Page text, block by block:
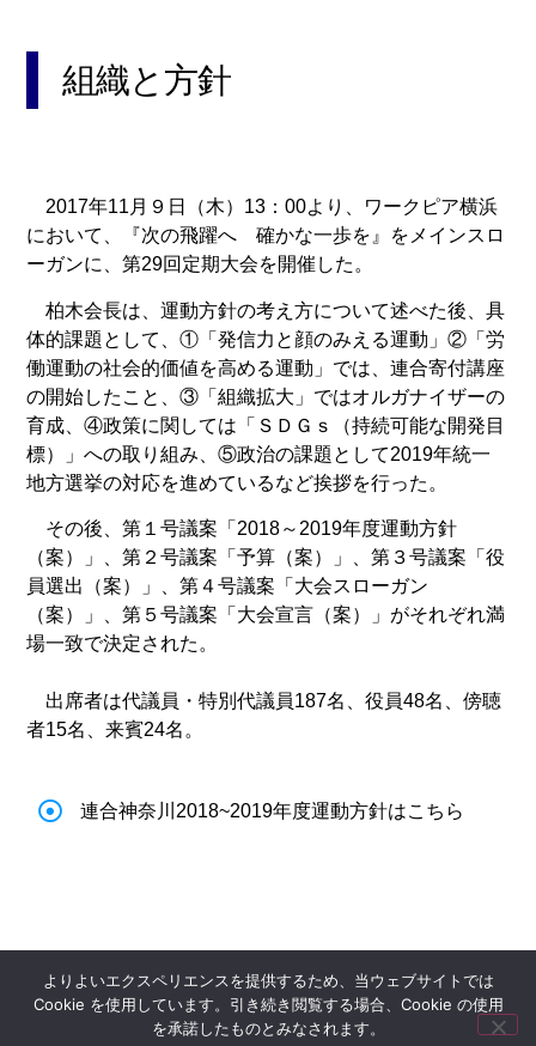
組織と方針
2017年11月９日（木）13：00より、ワークピア横浜
において、『次の飛躍へ 確かな一歩を』をメインスロ
ーガンに、第29回定期大会を開催した。
柏木会長は、運動方針の考え方について述べた後、具
体的課題として、①「発信力と顔のみえる運動」②「労
働運動の社会的価値を高める運動」では、連合寄付講座
の開始したこと、③「組織拡大」ではオルガナイザーの
育成、④政策に関しては「ＳＤＧｓ（持続可能な開発目
標）」への取り組み、⑤政治の課題として2019年統一
地方選挙の対応を進めているなど挨拶を行った。
その後、第１号議案「2018～2019年度運動方針
（案）」、第２号議案「予算（案）」、第３号議案「役
員選出（案）」、第４号議案「大会スローガン
（案）」、第５号議案「大会宣言（案）」がそれぞれ満
場一致で決定された。
出席者は代議員・特別代議員187名、役員48名、傍聴
者15名、来賓24名。
連合神奈川2018~2019年度運動方針はこちら
よりよいエクスペリエンスを提供するため、当ウェブサイトでは
Cookie を使用しています。引き続き閲覧する場合、Cookie の使用
を承諾したものとみなされます。